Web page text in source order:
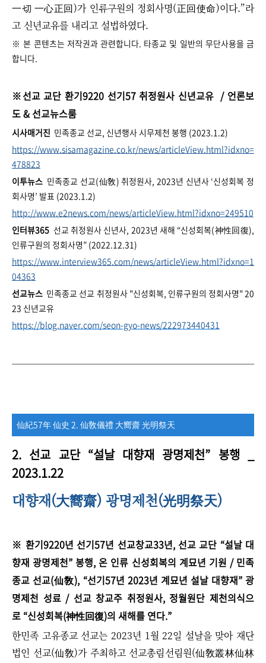
一切 一心正回)가 인류구원의 정회사명(正回使命)이다.”라
고 신년교유를 내리고 설법하였다.
※ 본 콘텐츠는 저작권과 관련합니다. 타종교 및 일반의 무단사용을 금
합니다.
※선교 교단 환기9220 선기57 취정원사 신년교유 / 언론보
도 & 선교뉴스룸
시사매거진 민족종교 선교, 신년행사 시무제천 봉행 (2023.1.2)
https://www.sisamagazine.co.kr/news/articleView.html?idxno=
478823
이투뉴스 민족종교 선교(仙敎) 취정원사, 2023년 신년사 ‘신성회복 정
회사명’ 발표 (2023.1.2)
http://www.e2news.com/news/articleView.html?idxno=249510
인터뷰365 선교 취정원사 신년사, 2023년 새해 “신성회복(神性回復),
인류구원의 정회사명” (2022.12.31)
https://www.interview365.com/news/articleView.html?idxno=1
04363
선교뉴스 민족종교 선교 취정원사 "신성회복, 인류구원의 정회사명" 20
23 신년교유
https://blog.naver.com/seon-gyo-news/222973440431
仙紀57年 仙史 2. 仙敎儀禮 大嚮齋 光明祭天
2. 선교 교단 “설날 대향재 광명제천” 봉행 _
2023.1.22
대향재(大嚮齋) 광명제천(光明祭天)
※ 환기9220년 선기57년 선교창교33년, 선교 교단 “설날 대
향재 광명제천” 봉행, 온 인류 신성회복의 계묘년 기원 / 민족
종교 선교(仙敎), “선기57년 2023년 계묘년 설날 대향재” 광
명제천 성료 / 선교 창교주 취정원사, 정월원단 제천의식으
로 “신성회복(神性回復)의 새해를 연다.”
한민족 고유종교 선교는 2023년 1월 22일 설날을 맞아 재단
법인 선교(仙敎)가 주최하고 선교총림선림원(仙敎叢林仙林